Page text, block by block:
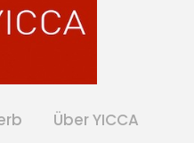
Über YICCA